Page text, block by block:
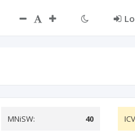
MNiSW: 40